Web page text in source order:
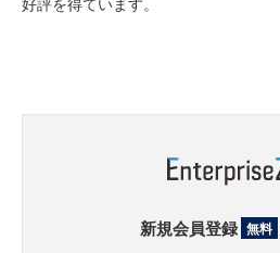
新規会員登録 無料